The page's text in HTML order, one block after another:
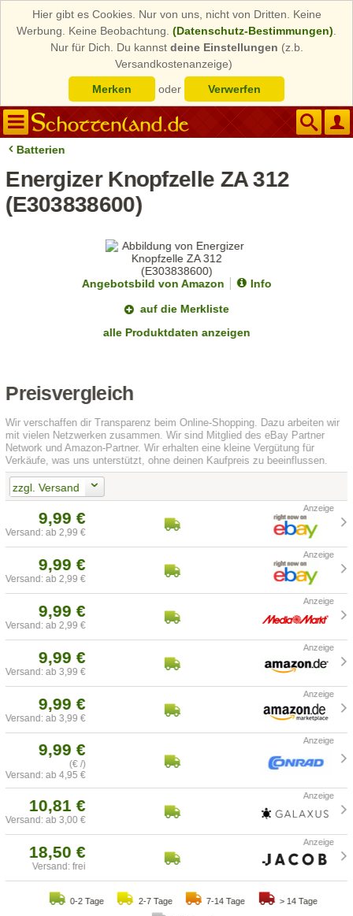
Hier gibt es Cookies. Nur von uns, nicht von Dritten. Keine
Werbung. Keine Beobachtung. (Datenschutz-Bestimmungen)
Nur für Dich. Du kannst deine Einstellungen (z.b.
Versandkostenanzeige)
Merken
oder Verwerfen
Batterien
Energizer Knopfzelle ZA 312
(E303838600)
Angebotsbild von Amazon
Info
auf die Merkliste
alle Produktdaten anzeigen
Preisvergleich
Wir verschaffen dir Transparenz beim Online-Shopping. Dazu arbeiten wir
mit vielen Netzwerken zusammen. Wir sind Mitglied des eBay Partner
Network und Amazon-Partner. Wir erhalten eine kleine Vergütung für
Verkäufe, was uns unterstützt, ohne deinen Kaufpreis zu beeinflussen.
zzgl. Versand
9,99 €
Versand: ab 2,99 €
9,99 €
Versand: ab 2,99 €
9,99 €
Versand: ab 2,99 €
9,99 €
Versand: ab 3,99 €
9,99 €
Versand: ab 3,99 €
9,99 €
(€ /)
Versand: ab 4,95 €
10,81 €
Versand: ab 3,00 €
18,50 €
Versand: frei
0-2 Tage 2-7 Tage 7-14 Tage > 14 Tage